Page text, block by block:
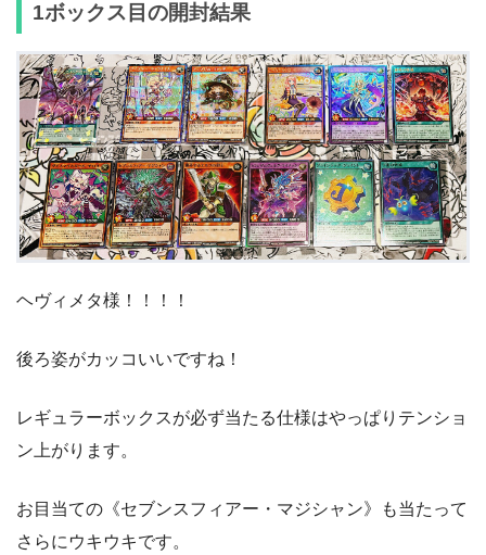
1ボックス目の開封結果
ヘヴィメタ様！！！！
後ろ姿がカッコいいですね！
レギュラーボックスが必ず当たる仕様はやっぱりテンショ
ン上がります。
お目当ての《セブンスフィアー・マジシャン》も当たって
さらにウキウキです。